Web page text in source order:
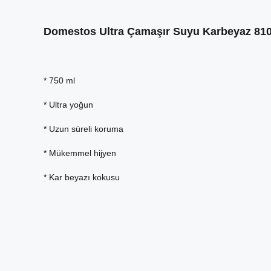
Domestos Ultra Çamaşır Suyu Karbeyaz
* 750 ml
* Ultra yoğun
* Uzun süreli koruma
* Mükemmel hijyen
* Kar beyazı kokusu